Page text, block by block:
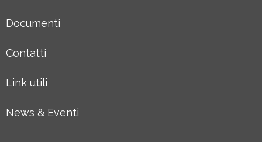
Documenti
Contatti
Link utili
News & Eventi